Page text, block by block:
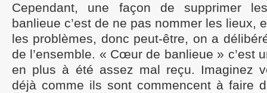
Cependant, une façon de supprimer
banlieue c’est de ne pas nommer les lieux,
les problèmes, donc peut-être, on a
de l’ensemble. « Cœur de banlieue » c’est
en plus à été assez mal reçu. Imaginez
déjà comme ils sont commencent à faire